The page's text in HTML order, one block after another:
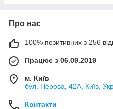
Про нас
100% позитивних з 256
Працює з 06.09.2019
м. Київ
бул. Перова, 42А, Київ,
Контакти